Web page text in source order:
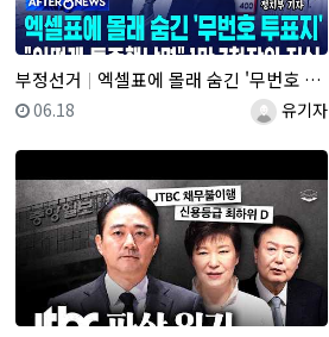
부정선거 엑셀표에 몰래 숨긴 '무번호 투표지'.."어떻게 특종했냐면" 1만 7천장의 진실
등록자유기자
등록일
06.18